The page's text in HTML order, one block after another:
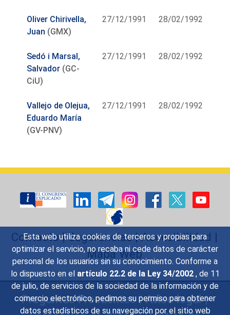
Esta web utiliza cookies de terceros y propias para
optimizar el servicio, no recaba ni cede datos de carácter
personal de los usuarios sin su conocimiento. Conforme a
lo dispuesto en el artículo 22.2 de la Ley 34/2002 , de 11
de julio, de servicios de la sociedad de la información y de
comercio electrónico, pedimos su permiso para obtener
datos estadísticos de su navegación por el sitio web
Oliver Chirivella,
Juan (GMX)
27/12/1991 28/02/1992
Sedó i Marsal,
Salvador (GC-
CiU)
27/12/1991 28/02/1992
Vallejo de Olejua,
Eduardo María
(GV-PNV)
27/12/1991 28/02/1992
Contacto|Sugerencias|Accesibilidad |
Mapa Web
Preguntas Frecuentes|Aviso legal|